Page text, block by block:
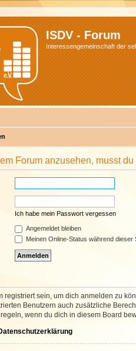
ISDV - Forum
Interessengemeinschaft der
Forum anzusehen, musst
Ich habe mein Passwort vergessen
Angemeldet bleiben
Meinen Online-Status während dieser
registriert sein, um dich anmelden zu
Benutzern auch zusätzliche
wenn du dich in diesem Board